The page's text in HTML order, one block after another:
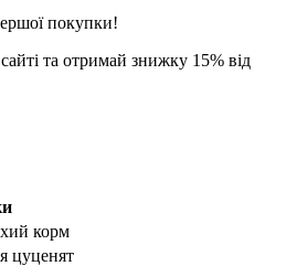
покупки!
та отримай знижку 15% від
корм
цуценят